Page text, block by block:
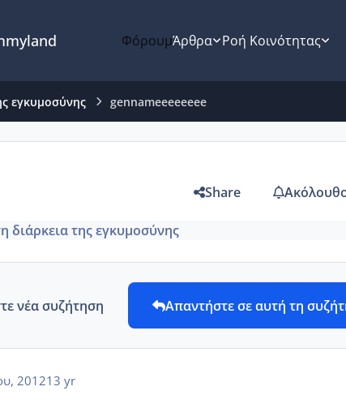
ΦόρουμΆρθρα Ροή Κοινότητας
εγκυμοσύνης gennameeeeeeee
Share
διάρκεια της εγκυμοσύνης
νέα συζήτηση Απαντήστε σε αυτή τη
201213 yr